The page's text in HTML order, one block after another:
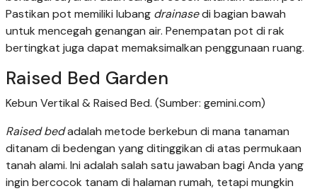
Pastikan pot memiliki lubang drainasedi bagian bawah
untuk mencegah genangan air. Penempatan pot di rak
bertingkat juga dapat memaksimalkan penggunaan ruang.
Raised Bed Garden
Kebun Vertikal & Raised Bed. (Sumber: gemini.com)
Raised bedadalah metode berkebun di mana tanaman
ditanam di bedengan yang ditinggikan di atas permukaan
tanah alami. Ini adalah salah satu jawaban bagi Anda yang
ingin bercocok tanam di halaman rumah, tetapi mungkin